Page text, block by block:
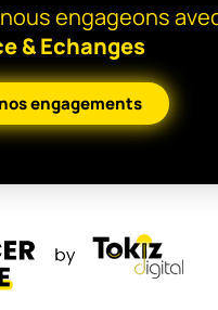
engageons
& Echanges
engagements